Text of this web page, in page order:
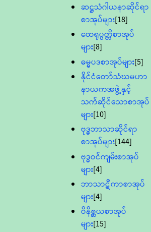
ဆဋ္ဌသံဂါယနာဆိုင်ရာ
စာအုပ်များ[18]
ထေရုပ္ပတ္တိစာအုပ်
များ[8]
ဓမ္မပဒစာအုပ်များ[5]
နိုင်ငံတော်သံဃမဟာ
နာယကအဖွဲ့နှင့်
သက်ဆိုင်သောစာအုပ်
များ[10]
ဗုဒ္ဓဘာသာဆိုင်ရာ
စာအုပ်များ[144]
ဗုဒ္ဓဝင်ကျမ်းစာအုပ်
များ[4]
ဘာသာဋီကာစာအုပ်
များ[4]
ဝိနိစ္ဆယစာအုပ်
များ[15]